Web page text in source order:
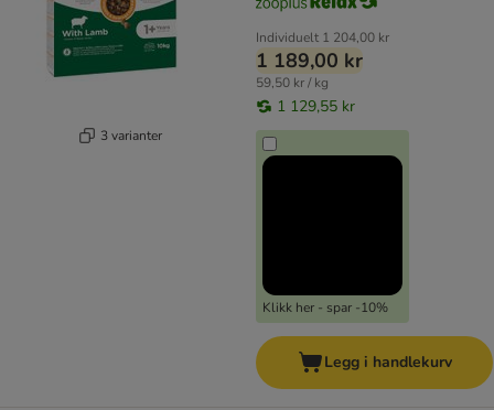
3 varianter
Individuelt 1 204,00 kr
1 189,00 kr
59,50 kr / kg
1 129,55 kr
Klikk her - spar -10%
Legg i handlekurv